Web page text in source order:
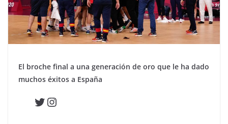
El broche final a una generación de oro que le ha dado
muchos éxitos a España
Twitter
Instagram